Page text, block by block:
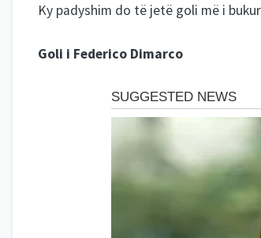
Ky padyshim do të jetë goli më i
Goli i Federico Dimarco